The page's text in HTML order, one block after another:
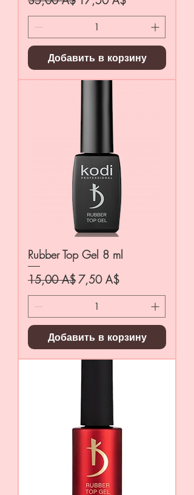
Добавить в корзину
Rubber Top Gel 8 ml
Обычная цена
15,00 A$ Цена со скидкой
7,50 A$
Добавить в корзину